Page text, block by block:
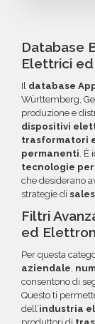
costruire
campagna.
utilizzare
tutti gli
errati.
i circuiti
per
maggiori
questa
Database
Elettrici
Il database
Württemberg,
produzione e
dispositivi
trasformatori
permanenti. È
tecnologie
che desiderano
strategie di
Filtri
ed
Per questa
aziendale
consentono di
Questo ti
dell’industria